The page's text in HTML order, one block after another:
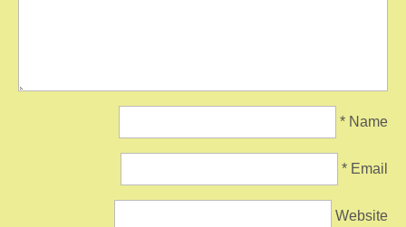
Name
*
Email
*
Website